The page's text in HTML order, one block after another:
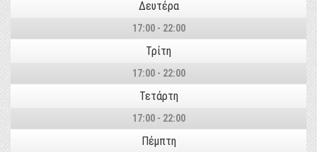
Δευτέρα
17:00 - 22:00
Τρίτη
17:00 - 22:00
Τετάρτη
17:00 - 22:00
Πέμπτη